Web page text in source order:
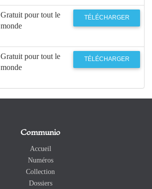
Gratuit pour tout le
monde
TÉLÉCHARGER
Gratuit pour tout le
monde
TÉLÉCHARGER
Communio
Accueil
Numéros
Collection
Dossiers